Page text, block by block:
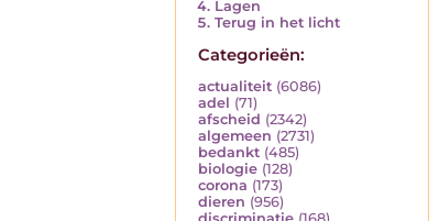
Lagen
Terug in het licht
Categorieën:
actualiteit (6086)
adel (71)
afscheid (2342)
algemeen (2731)
bedankt (485)
biologie (128)
corona (173)
dieren (956)